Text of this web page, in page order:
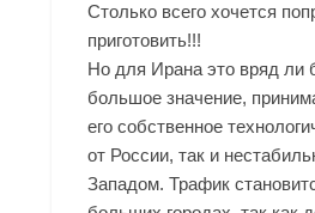
Столько всего хочется
приготовить!!!
Но для Ирана это вряд ли
большое значение,
его собственное
от России, так и
Западом. Трафик